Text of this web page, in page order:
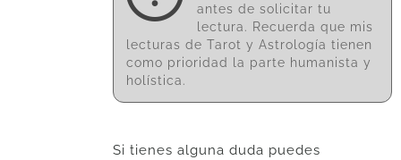
antes de solicitar tu
lectura. Recuerda que mis
lecturas de Tarot y Astrología tienen
como prioridad la parte humanista y
holística.
Si tienes alguna duda puedes